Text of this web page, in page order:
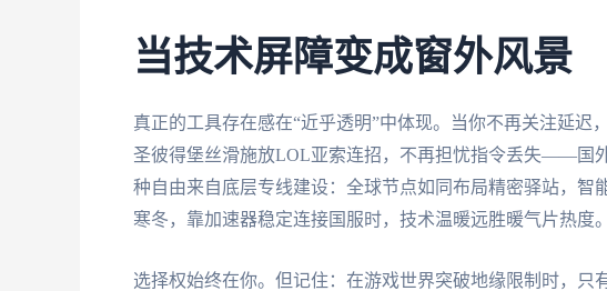
当技术屏障变成窗外风景
真正的工具存在感在“近乎透明”中体现。当你不再关注延迟
圣彼得堡丝滑施放LOL亚索连招，不再担忧指令丢失——国
种自由来自底层专线建设：全球节点如同布局精密驿站，智
寒冬，靠加速器稳定连接国服时，技术温暖远胜暖气片热度。
选择权始终在你。但记住：在游戏世界突破地缘限制时，只